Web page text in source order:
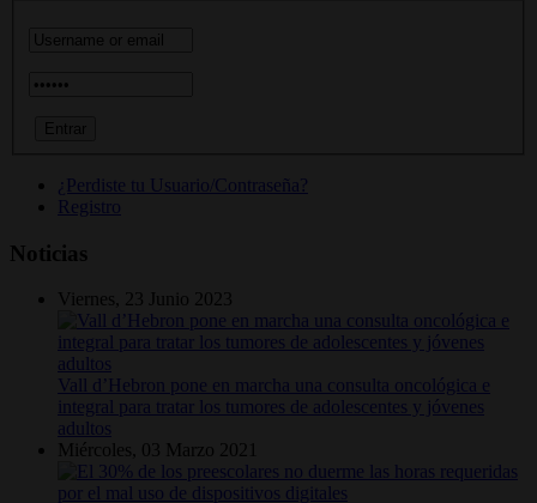
¿Perdiste tu Usuario/Contraseña?
Registro
Noticias
Viernes, 23 Junio 2023
Vall d’Hebron pone en marcha una consulta oncológica e
integral para tratar los tumores de adolescentes y jóvenes
adultos
Miércoles, 03 Marzo 2021